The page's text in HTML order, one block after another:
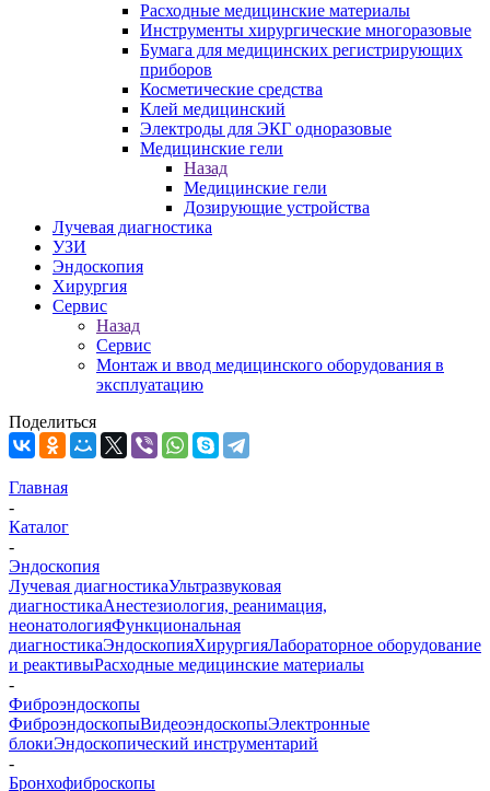
Расходные медицинские материалы
Инструменты хирургические многоразовые
Бумага для медицинских регистрирующих
приборов
Косметические средства
Клей медицинский
Электроды для ЭКГ одноразовые
Медицинские гели
Назад
Медицинские гели
Дозирующие устройства
Лучевая диагностика
УЗИ
Эндоскопия
Хирургия
Сервис
Назад
Сервис
Монтаж и ввод медицинского оборудования в
эксплуатацию
Поделиться
Главная
-
Каталог
-
Эндоскопия
Лучевая диагностикаУльтразвуковая
диагностикаАнестезиология, реанимация,
неонатологияФункциональная
диагностикаЭндоскопияХирургияЛабораторное оборудование
и реактивыРасходные медицинские материалы
-
Фиброэндоскопы
ФиброэндоскопыВидеоэндоскопыЭлектронные
блокиЭндоскопический инструментарий
-
Бронхофиброскопы